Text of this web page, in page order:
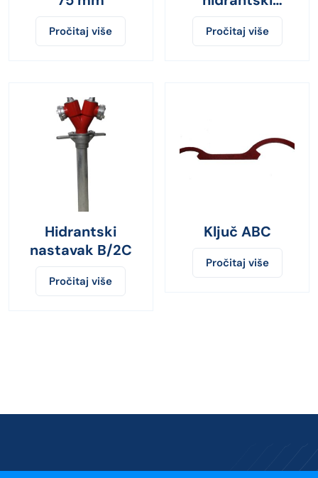
Pročitaj više
nastavak
Pročitaj više
Hidrantski
nastavak B/2C
Pročitaj više
Ključ ABC
Pročitaj više